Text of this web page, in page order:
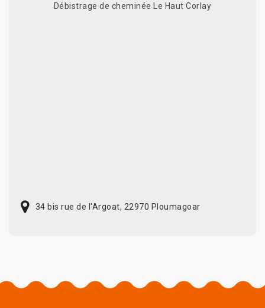
Débistrage de cheminée Le Haut Corlay
34 bis rue de l'Argoat, 22970 Ploumagoar